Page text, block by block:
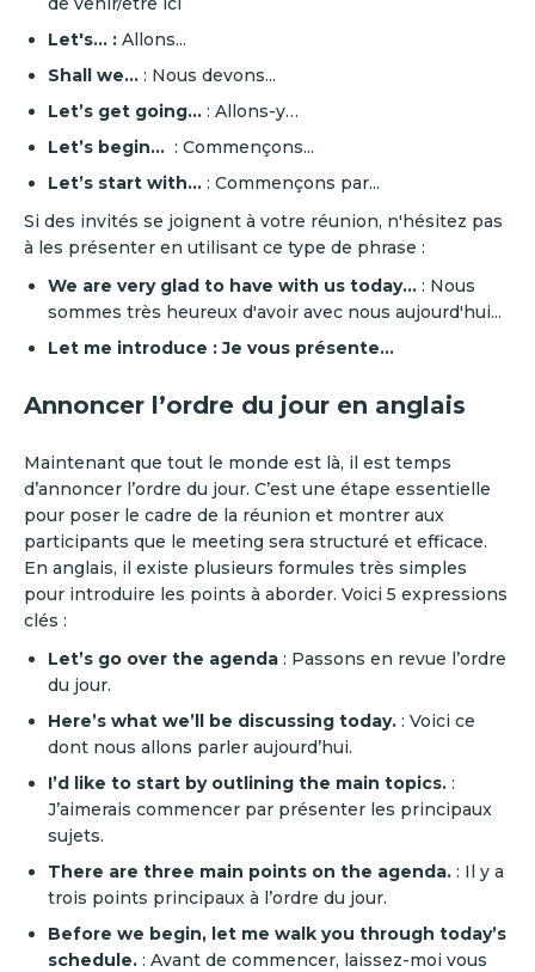
Let's... : Allons... ‍
Shall we... : Nous devons...
‍Let’s get going… : Allons-y…‍
Let’s begin… : Commençons...‍
Let’s start with… : Commençons par...
Si des invités se joignent à votre réunion, n'hésitez pas
à les présenter en utilisant ce type de phrase :
We are very glad to have with us today… : Nous
sommes très heureux d'avoir avec nous aujourd'hui...
Let me introduce : Je vous présente…‍
Annoncer l’ordre du jour en anglais
Maintenant que tout le monde est là, il est temps
d’annoncer l’ordre du jour. C’est une étape essentielle
pour poser le cadre de la réunion et montrer aux
participants que le meeting sera structuré et efficace.
En anglais, il existe plusieurs formules très simples
pour introduire les points à aborder. Voici 5 expressions
clés :
Let’s go over the agenda : Passons en revue l’ordre
du jour.
Here’s what we’ll be discussing today. : Voici ce
dont nous allons parler aujourd’hui.
I’d like to start by outlining the main topics. :
J’aimerais commencer par présenter les principaux
sujets.
There are three main points on the agenda. : Il y a
trois points principaux à l’ordre du jour.
Before we begin, let me walk you through today’s
schedule. : Avant de commencer, laissez-moi vous